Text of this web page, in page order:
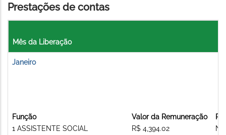
Prestações de contas
Mês da Liberação
Janeiro
Função
1 ASSISTENTE SOCIAL
Valor da Remuneração
R$ 4,394.02